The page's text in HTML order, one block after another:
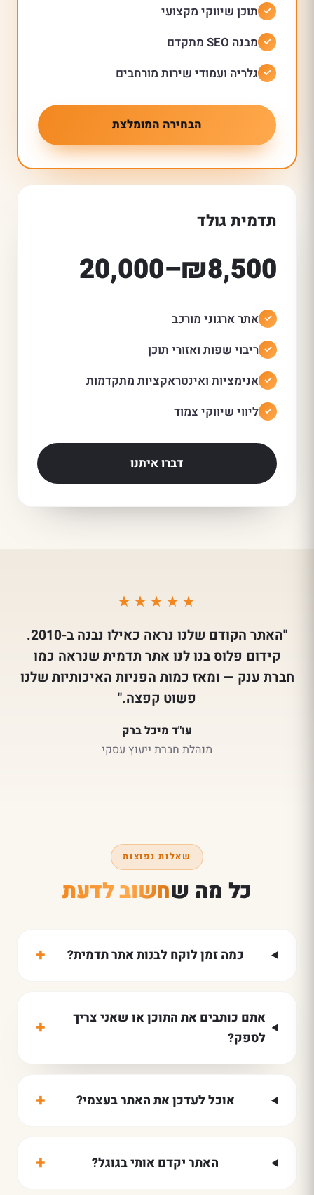
תוכן שיווקי מקצועי
מבנה SEO מתקדם
גלריה ועמודי שירות מורחבים
הבחירה המומלצת
תדמית גולד
₪8,500–20,000
אתר ארגוני מורכב
ריבוי שפות ואזורי תוכן
אנימציות ואינטראקציות מתקדמות
ליווי שיווקי צמוד
דברו איתנו
★★★★★
"האתר הקודם שלנו נראה כאילו נבנה ב-2010.
קידום פלוס בנו לנו אתר תדמית שנראה כמו
חברת ענק — ומאז כמות הפניות האיכותיות שלנו
פשוט קפצה."
עו"ד מיכל ברק
מנהלת חברת ייעוץ עסקי
שאלות נפוצות
כל מה שחשוב לדעת
כמה זמן לוקח לבנות אתר תדמית? +
אתם כותבים את התוכן או שאני צריך
לספק?
+
אוכל לעדכן את האתר בעצמי? +
האתר יקדם אותי בגוגל? +